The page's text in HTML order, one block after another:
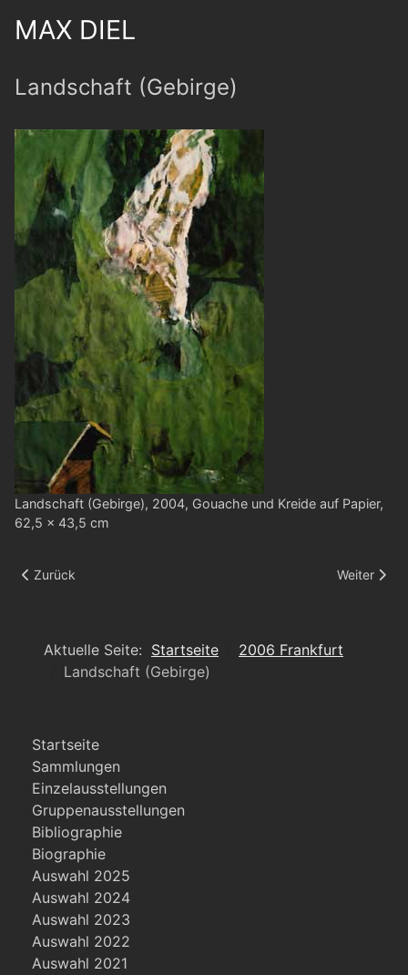
MAX DIEL
Landschaft (Gebirge)
Landschaft (Gebirge), 2004, Gouache und Kreide auf Papier,
62,5 x 43,5 cm
Vorheriger Beitrag: Standing
Zurück Nächster
Weiter
Aktuelle Seite: Startseite
2006 Frankfurt
Landschaft (Gebirge)
Startseite
Sammlungen
Einzelausstellungen
Gruppenausstellungen
Bibliographie
Biographie
Auswahl 2025
Auswahl 2024
Auswahl 2023
Auswahl 2022
Auswahl 2021